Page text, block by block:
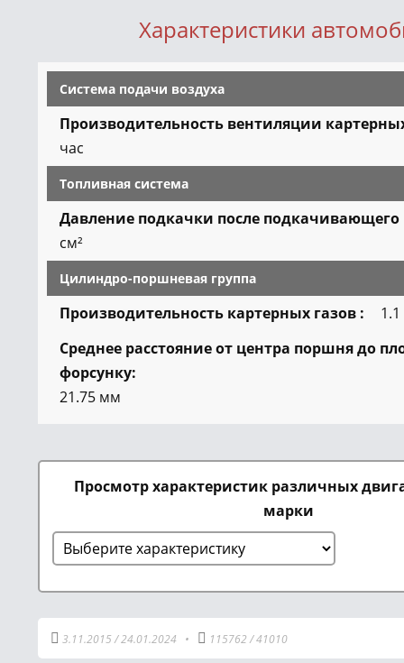
Характеристики
Система подачи воздуха
Производительность вентиляции
час
Топливная система
Давление подкачки после подкачивающего
см²
Цилиндро-поршневая группа
Производительность картерных газов : 1.1
Среднее расстояние от центра поршня до
форсунку:
21.75 мм
Просмотр характеристик различных
марки
3.11.2015 /24.01.2024 • 115762 /41010